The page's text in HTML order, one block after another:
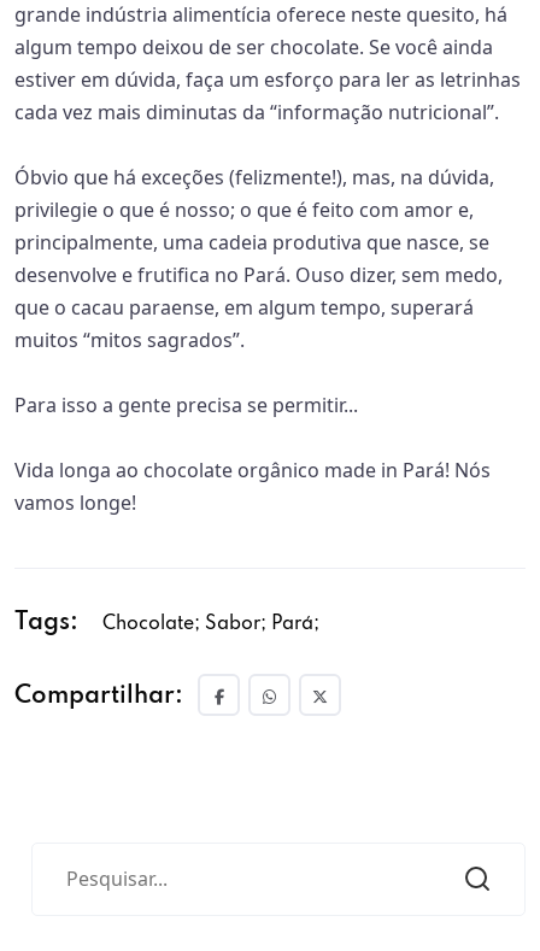
grande indústria alimentícia oferece neste quesito, há
algum tempo deixou de ser chocolate. Se você ainda
estiver em dúvida, faça um esforço para ler as letrinhas
cada vez mais diminutas da “informação nutricional”.
Óbvio que há exceções (felizmente!), mas, na dúvida,
privilegie o que é nosso; o que é feito com amor e,
principalmente, uma cadeia produtiva que nasce, se
desenvolve e frutifica no Pará. Ouso dizer, sem medo,
que o cacau paraense, em algum tempo, superará
muitos “mitos sagrados”.
Para isso a gente precisa se permitir...
Vida longa ao chocolate orgânico made in Pará! Nós
vamos longe!
Tags: Chocolate; Sabor; Pará;
Compartilhar: